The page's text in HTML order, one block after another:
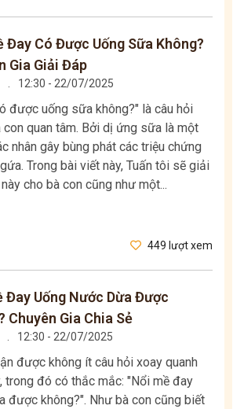
Đay Có Được Uống Sữa Không?
Gia Giải Đáp
12:30 - 22/07/2025
được uống sữa không?" là câu hỏi
quan tâm. Bởi dị ứng sữa là một
nhân gây bùng phát các triệu chứng
Trong bài viết này, Tuấn tôi sẽ giải
cho bà con cũng như một...
449 lượt xem
Đay Uống Nước Dừa Được
Chuyên Gia Chia Sẻ
12:30 - 22/07/2025
được không ít câu hỏi xoay quanh
trong đó có thắc mắc: "Nổi mề đay
được không?". Như bà con cũng biết